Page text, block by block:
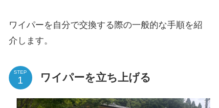
ワイパーを自分で交換する際の一般的な手順を紹
介します。
STEP ワイパーを立ち上げる